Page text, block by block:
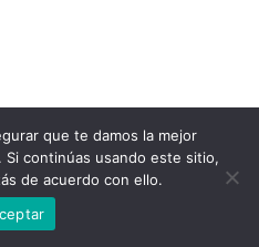
que te damos la mejor
continúas usando este sitio,
de acuerdo con ello.